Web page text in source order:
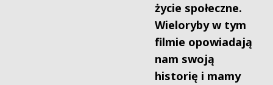
życie społeczne.
Wieloryby w tym
filmie opowiadają
nam swoją
historię i mamy